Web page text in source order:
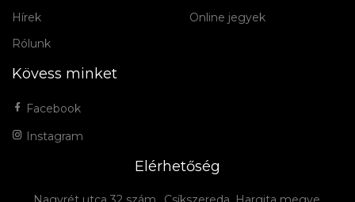
Hírek
Rólunk
Online jegyek
Kövess minket
Facebook
Instagram
Elérhetőség